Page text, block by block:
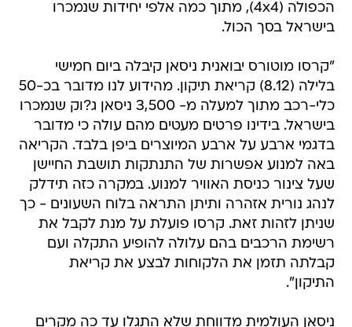
הכפולה (4x4), מתוך כמה אלפי יחידות שנמכרו
בישראל בסך הכול.
"קרסו מוטורס יבואנית ניסאן קיבלה ביום חמישי
בלילה (8.12) קריאת תיקון. מהידוע לנו מדובר בכ-50
כלי-רכב מתוך למעלה מ- 3,500 ניסאן ג?וק שנמכרו
בישראל. בידינו פרטים מעטים מהם עולה כי מדובר
בדגמי ארבע על ארבע המיוצרים ביפן בלבד. הקריאה
באה למנוע אפשרות של התנתקות תושבת החיישן
שעל צינור כניסת האוויר למנוע. במקרה כזה תידלק
לנהג נורית אזהרה ותיתן התראה בלוח השעונים - כך
שניתן לזהות זאת. קרסו פועלת על מנת לקבל את
רשימת הרכבים בהם עלולה להופיע התקלה ועם
קבלתה תזמן את הלקוחות לבצע את קריאת
התיקון".
ניסאן העולמית מדווחת שלא התגלו עד כה מקרים